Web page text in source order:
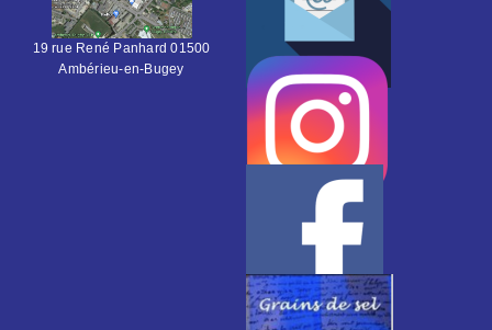
19 rue René Panhard 01500
Ambérieu-en-Bugey